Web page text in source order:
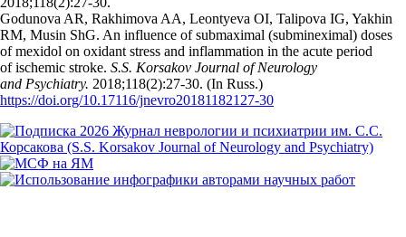
Godunova AR, Rakhimova AA, Leontyeva OI, Talipova IG, Yakhin
RM, Musin ShG. An influence of submaximal (submineximal) doses
of mexidol on oxidant stress and inflammation in the acute period
of ischemic stroke. S.S. Korsakov Journal of Neurology
and Psychiatry. 2018;118(2):27‑30. (In Russ.)
https://doi.org/10.17116/jnevro20181182127-30